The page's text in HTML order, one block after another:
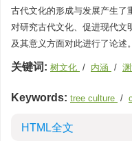
古代文化的形成与发展产生了
对研究古代文化、促进现代文
及其意义方面对此进行了论述。
关键词: 树文化 / 内涵 /
Keywords: tree culture /
HTML全文